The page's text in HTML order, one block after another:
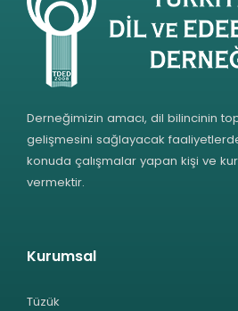
Derneğimizin amacı, dil bilincinin
gelişmesini sağlayacak
konuda çalışmalar yapan kişi ve
vermektir.
Kurumsal
Tüzük